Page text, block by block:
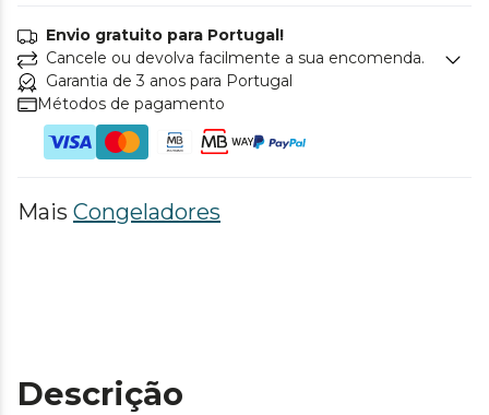
Envio gratuito para Portugal!
Cancele ou devolva facilmente a sua encomenda.
Garantia de 3 anos para Portugal
Métodos de pagamento
Mais Congeladores
Descrição